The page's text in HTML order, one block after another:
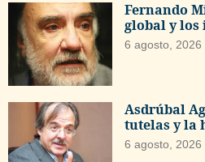
Fernando
global y los
6 agosto, 2026
Asdrúbal
tutelas y la
6 agosto, 2026